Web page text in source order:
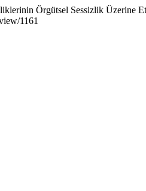
Örgütsel Sessizlik Üzerine
1161